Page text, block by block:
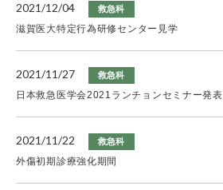
2021/12/04 救急科
滋賀医大特定行為研修センター見学
2021/11/27 救急科
日本救急医学会2021ランチョンセミナー発表
2021/11/22 救急科
外傷初期診療強化期間